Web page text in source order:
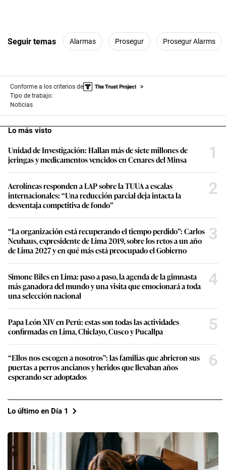
Seguir temas Alarmas Prosegur Prosegur Alarms
Conforme a los criterios de
Tipo de trabajo:
Noticias
Lo más visto
Unidad de Investigación: Hallan más de siete millones de
jeringas y medicamentos vencidos en Cenares del Minsa
1
Aerolíneas responden a LAP sobre la TUUA a escalas
internacionales: “Una reducción parcial deja intacta la
desventaja competitiva de fondo”
2
“La organización está recuperando el tiempo perdido”: Carlos
Neuhaus, expresidente de Lima 2019, sobre los retos a un año
de Lima 2027 y en qué más está preocupado el Gobierno
3
Simone Biles en Lima: paso a paso, la agenda de la gimnasta
más ganadora del mundo y una visita que emocionará a toda
una selección nacional
4
Papa León XIV en Perú: estas son todas las actividades
confirmadas en Lima, Chiclayo, Cusco y Pucallpa
5
“Ellos nos escogen a nosotros”: las familias que abrieron sus
puertas a perros ancianos y heridos que llevaban años
esperando ser adoptados
6
Lo último en Día 1